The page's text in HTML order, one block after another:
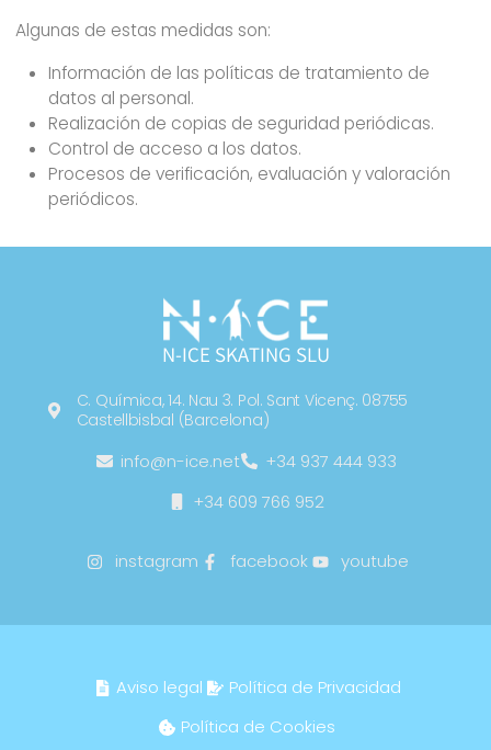
Algunas de estas medidas son:
Información de las políticas de tratamiento de
datos al personal.
Realización de copias de seguridad periódicas.
Control de acceso a los datos.
Procesos de verificación, evaluación y valoración
periódicos.
N-ICE SKATING SLU
C. Química, 14. Nau 3. Pol. Sant Vicenç. 08755
Castellbisbal (Barcelona)
info@n-ice.net
+34 937 444 933
+34 609 766 952
instagram facebook youtube
Aviso legal
Política de Privacidad
Política de Cookies